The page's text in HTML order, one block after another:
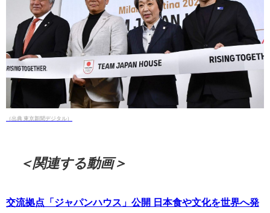
（出典 東京新聞デジタル）
＜関連する動画＞
交流拠点「ジャパンハウス」公開 日本食や文化を世界へ発